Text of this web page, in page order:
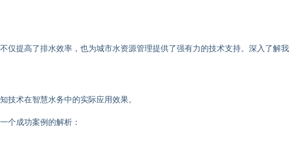
仅提高了排水效率，也为城市水资源管理提供了强有力的技术支持。深入了解我
技术在智慧水务中的实际应用效果。
个成功案例的解析：